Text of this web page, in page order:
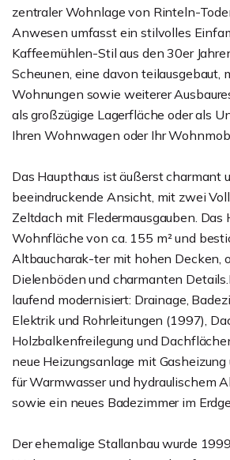
zentraler Wohnlage von Rinteln-
Anwesen umfasst ein stilvolles
Kaffeemühlen-Stil aus den 30er
Scheunen, eine davon teilausgebaut,
Wohnungen sowie weiterer
als großzügige Lagerfläche oder als
Ihren Wohnwagen oder Ihr
Das Haupthaus ist äußerst charmant
beeindruckende Ansicht, mit zwei
Zeltdach mit Fledermausgauben. Das
Wohnfläche von ca. 155 m² und
Altbaucharak-ter mit hohen Decken,
Dielenböden und charmanten
laufend modernisiert: Drainage,
Elektrik und Rohrleitungen (1997),
Holzbalkenfreilegung und
neue Heizungsanlage mit
für Warmwasser und hydraulischem
sowie ein neues Badezimmer im
Der ehemalige Stallanbau wurde